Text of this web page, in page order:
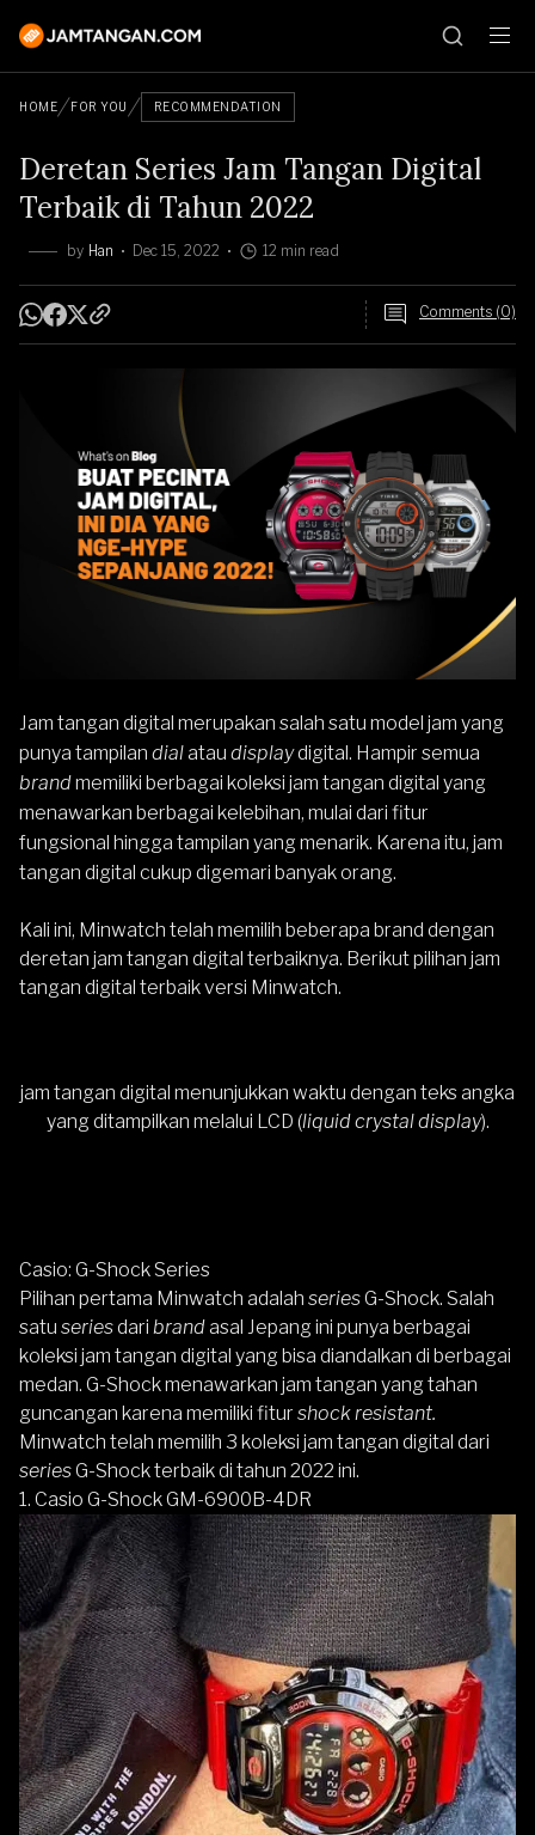
HOME FOR YOU RECOMMENDATION
Deretan Series Jam Tangan Digital
Terbaik di Tahun 2022
by Han Dec 15, 2022 12 min read
Comments (0)
Jam tangan digital merupakan salah satu model jam yang
punya tampilan dialatau displaydigital. Hampir semua
brandmemiliki berbagai koleksi jam tangan digital yang
menawarkan berbagai kelebihan, mulai dari fitur
fungsional hingga tampilan yang menarik. Karena itu, jam
tangan digital cukup digemari banyak orang.
Kali ini, Minwatch telah memilih beberapa brand dengan
deretan jam tangan digital terbaiknya. Berikut pilihan jam
tangan digital terbaik versi Minwatch.
jam tangan digital menunjukkan waktu dengan teks angka
yang ditampilkan melalui LCD (liquid crystal display).
Casio: G-Shock Series
Pilihan pertama Minwatch adalah seriesG-Shock. Salah
satu seriesdari brandasal Jepang ini punya berbagai
koleksi jam tangan digital yang bisa diandalkan di berbagai
medan. G-Shock menawarkan jam tangan yang tahan
guncangan karena memiliki fitur shock resistant.
Minwatch telah memilih 3 koleksi jam tangan digital dari
seriesG-Shock terbaik di tahun 2022 ini.
1. Casio G-Shock GM-6900B-4DR